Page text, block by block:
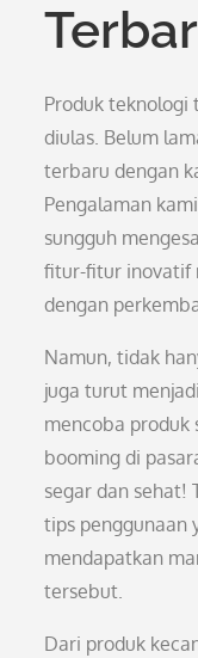
Produk teknologi
diulas. Belum
terbaru dengan
Pengalaman
sungguh
fitur-fitur inovatif
dengan
Namun, tidak
juga turut
mencoba produk
booming di
segar dan sehat!
tips penggunaan
mendapatkan
tersebut.
Dari produk